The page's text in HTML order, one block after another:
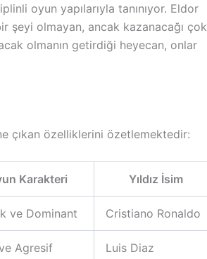
oyun yapılarıyla tanınıyor. Eldor
şeyi olmayan, ancak kazanacağı çok
olmanın getirdiği heyecan, onlar
çıkan özelliklerini özetlemektedir:
Karakteri Yıldız İsim
ve Dominant Cristiano Ronaldo
ve Agresif Luis Diaz